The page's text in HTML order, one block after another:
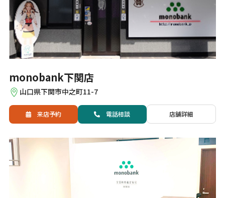
monobank下関店
山口県下関市中之町11-7
来店予約 電話相談 店舗詳細